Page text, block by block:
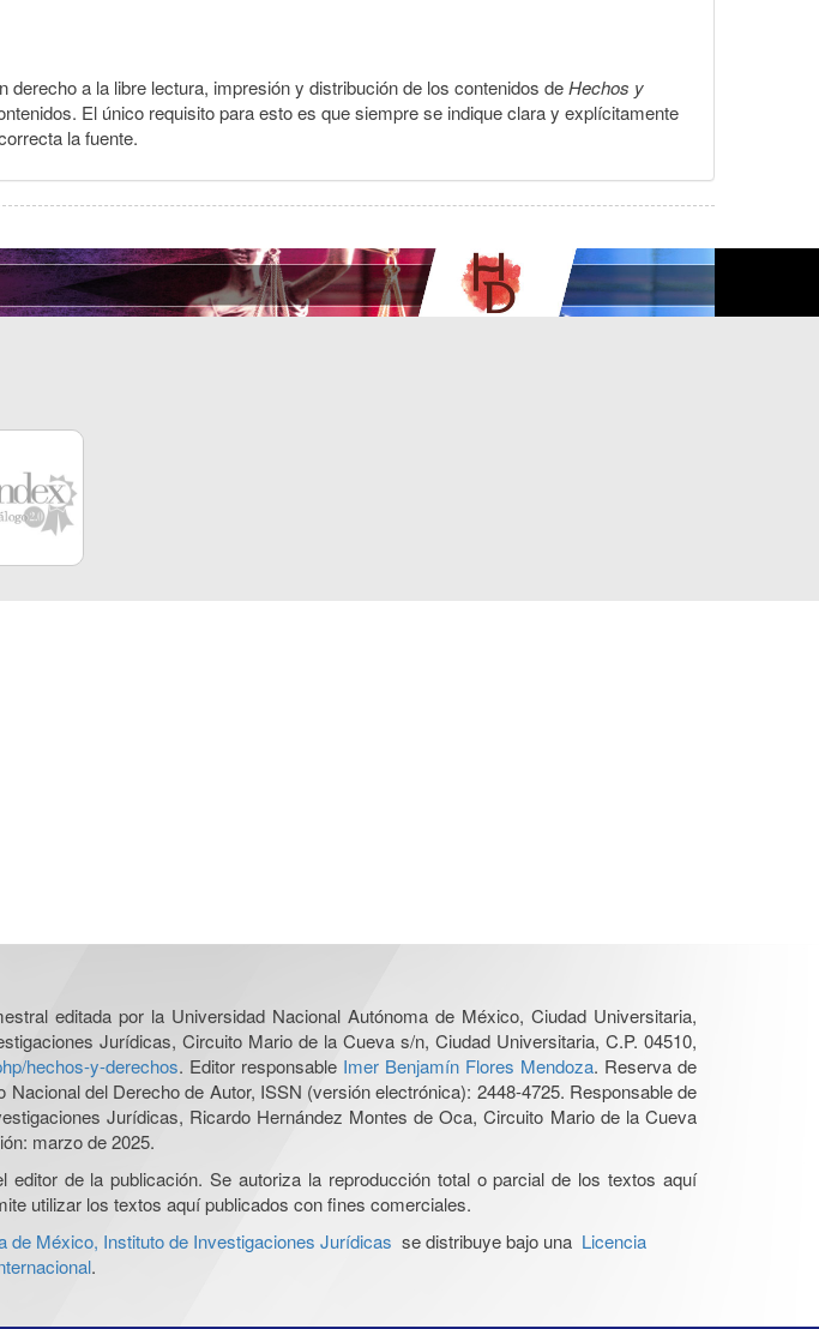
a la libre lectura, impresión y distribución de los contenidos deHechos y
El único requisito para esto es que siempre se indique clara y explícitamente
la fuente.
editada por la Universidad Nacional Autónoma de México, Ciudad Universitaria,
Jurídicas, Circuito Mario de la Cueva s/n, Ciudad Universitaria, C.P. 04510,
hechos-y-derechos. Editor responsable Imer Benjamín Flores Mendoza. Reserva de
del Derecho de Autor, ISSN (versión electrónica): 2448-4725. Responsable de
Jurídicas, Ricardo Hernández Montes de Oca, Circuito Mario de la Cueva
marzo de 2025.
de la publicación. Se autoriza la reproducción total o parcial de los textos aquí
utilizar los textos aquí publicados con fines comerciales.
de México, Instituto de Investigaciones Jurídicas se distribuye bajo una Licencia
.